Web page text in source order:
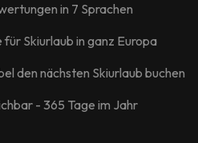
in 7 Sprachen
Skiurlaub in ganz Europa
den nächsten Skiurlaub buchen
- 365 Tage im Jahr